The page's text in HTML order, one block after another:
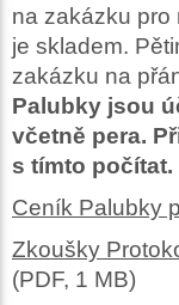
na zakázku pro
je skladem.
zakázku na
Palubky jsou
včetně pera.
s tímto počítat.
Ceník Palubky
Zkoušky
(PDF, 1 MB)